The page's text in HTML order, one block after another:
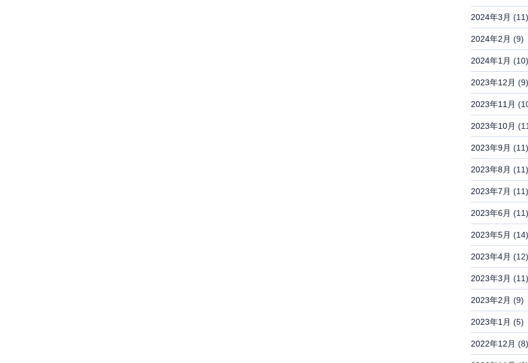
2024年3月 (11)
2024年2月 (9)
2024年1月 (10)
2023年12月 (9)
2023年11月
2023年10月
2023年9月 (11)
2023年8月 (11)
2023年7月 (11)
2023年6月 (11)
2023年5月 (14)
2023年4月 (12)
2023年3月 (11)
2023年2月 (9)
2023年1月 (5)
2022年12月 (8)